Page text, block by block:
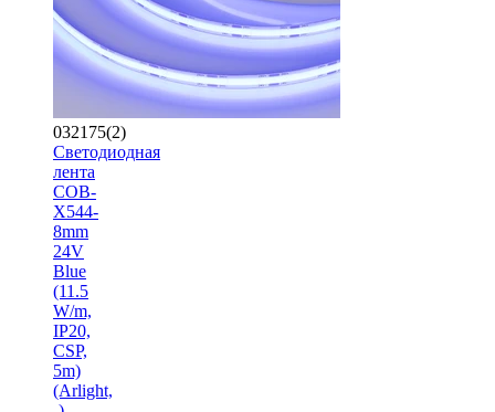
032175(2)
Светодиодная
лента
COB-
X544-
8mm
24V
Blue
(11.5
W/m,
IP20,
CSP,
5m)
(Arlight,